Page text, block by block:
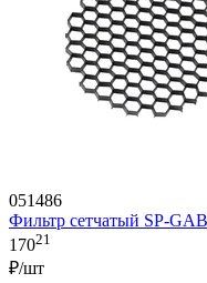
051486
Фильтр сетчатый SP-
17021
₽/шт